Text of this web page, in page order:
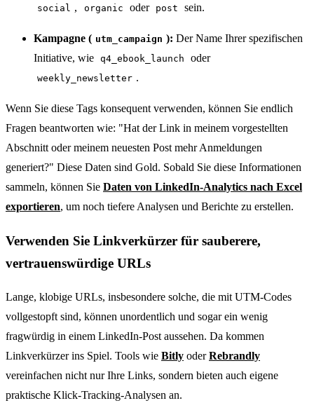
social , organic oder post sein.
Kampagne ( utm_campaign ): Der Name Ihrer spezifischen
Initiative, wie
q4_ebook_launch oder
weekly_newsletter .
Wenn Sie diese Tags konsequent verwenden, können Sie endlich
Fragen beantworten wie: "Hat der Link in meinem vorgestellten
Abschnitt oder meinem neuesten Post mehr Anmeldungen
generiert?" Diese Daten sind Gold. Sobald Sie diese Informationen
sammeln, können Sie Daten von LinkedIn-Analytics nach Excel
exportieren, um noch tiefere Analysen und Berichte zu erstellen.
Verwenden Sie Linkverkürzer für sauberere,
vertrauenswürdige URLs
Lange, klobige URLs, insbesondere solche, die mit UTM-Codes
vollgestopft sind, können unordentlich und sogar ein wenig
fragwürdig in einem LinkedIn-Post aussehen. Da kommen
Linkverkürzer ins Spiel. Tools wie Bitly oderRebrandly
vereinfachen nicht nur Ihre Links, sondern bieten auch eigene
praktische Klick-Tracking-Analysen an.